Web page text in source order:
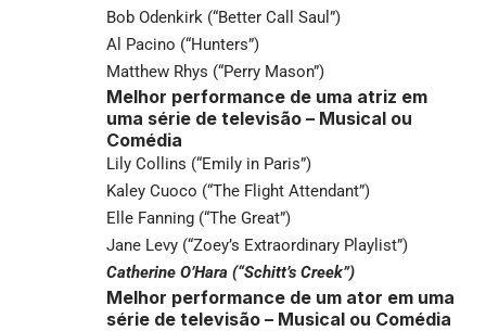
Bob Odenkirk (“Better Call Saul”)
Al Pacino (“Hunters”)
Matthew Rhys (“Perry Mason”)
Melhor performance de uma atriz em
uma série de televisão – Musical ou
Comédia
Lily Collins (“Emily in Paris”)
Kaley Cuoco (“The Flight Attendant”)
Elle Fanning (“The Great”)
Jane Levy (“Zoey’s Extraordinary Playlist”)
Catherine O’Hara (“Schitt’s Creek”)
Melhor performance de um ator em uma
série de televisão – Musical ou Comédia